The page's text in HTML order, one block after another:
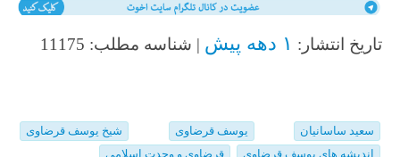
تاریخ انتشار: ۱ دهه پیش | شناسه مطلب: 11175
سعید ساسانیان یوسف قرضاوی
شیخ یوسف قرضاوی
اندیشه های یوسف قرضاوی
قرضاوی و وحدت اسلامی